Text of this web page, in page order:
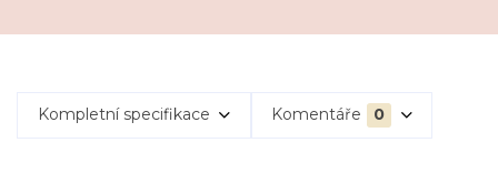
Kompletní specifikace Komentáře 0